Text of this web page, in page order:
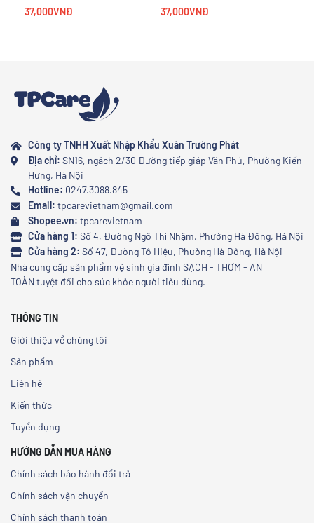
can 900ml
37,000VNĐ
can 900ml
37,000VNĐ
Công ty TNHH Xuất Nhập Khẩu Xuân Trường Phát
Địa chỉ: SN16, ngách 2/30 Đường tiếp giáp Văn Phú, Phường Kiến
Hưng, Hà Nội
Hotline: 0247.3088.845
Email: tpcarevietnam@gmail.com
Shopee.vn: tpcarevietnam
Cửa hàng 1: Số 4, Đường Ngô Thì Nhậm, Phường Hà Đông, Hà Nội
Cửa hàng 2: Số 47, Đường Tô Hiệu, Phường Hà Đông, Hà Nội
Nhà cung cấp sản phẩm vệ sinh gia đình SẠCH - THƠM - AN
TOÀN tuyệt đối cho sức khỏe người tiêu dùng.
THÔNG TIN
Giới thiệu về chúng tôi
Sản phẩm
Liên hệ
Kiến thức
Tuyển dụng
HƯỚNG DẪN MUA HÀNG
Chính sách bảo hành đổi trả
Chính sách vận chuyển
Chính sách thanh toán